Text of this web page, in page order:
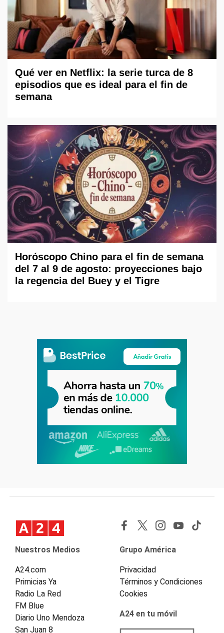
Qué ver en Netflix: la serie turca de 8
episodios que es ideal para el fin de
semana
Horóscopo Chino para el fin de semana
del 7 al 9 de agosto: proyecciones bajo
la regencia del Buey y el Tigre
Nuestros Medios
A24.com
Primicias Ya
Radio La Red
FM Blue
Diario Uno Mendoza
San Juan 8
Grupo América
Privacidad
Términos y Condiciones
Cookies
A24 en tu móvil